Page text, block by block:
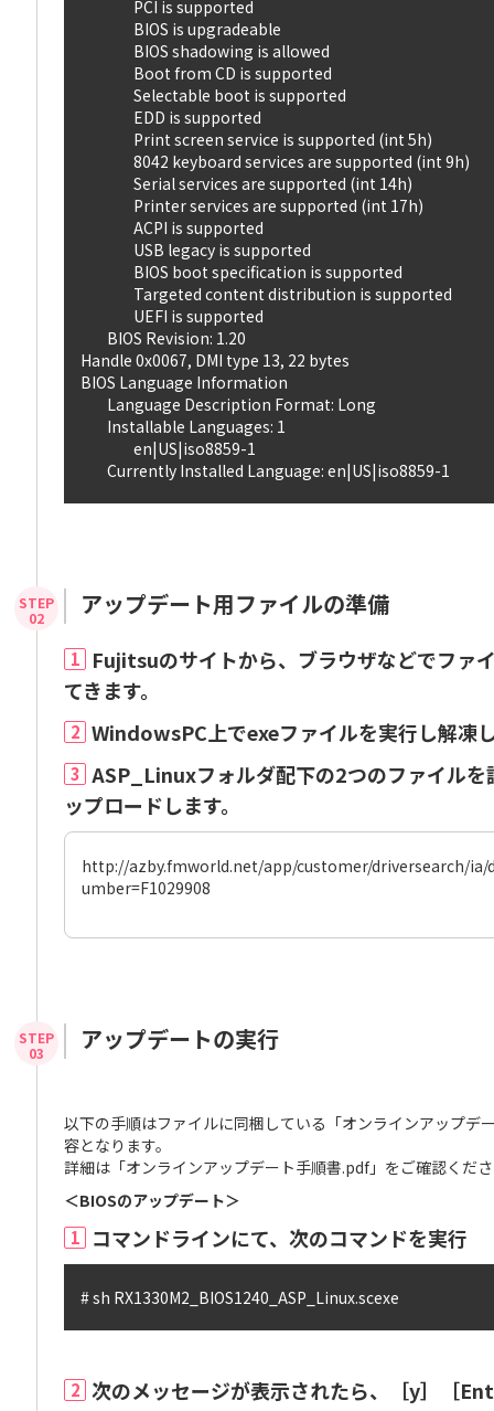
                PCI is supported
                BIOS is upgradeable
                BIOS shadowing is allowed
                Boot from CD is supported
                Selectable boot is supported
                EDD is supported
                Print screen service is supported (int 5h)
                8042 keyboard services are supported (int 9h)
                Serial services are supported (int 14h)
                Printer services are supported (int 17h)
                ACPI is supported
                USB legacy is supported
                BIOS boot specification is supported
                Targeted content distribution is supported
                UEFI is supported
        BIOS Revision: 1.20
Handle 0x0067, DMI type 13, 22 bytes
BIOS Language Information
        Language Description Format: Long
        Installable Languages: 1
                en|US|iso8859-1
        Currently Installed Language: en|US|iso8859-1
アップデート用ファイルの準備
1
Fujitsuのサイトから、ブラウザなどでファ
てきます。
2 WindowsPC上でexeファイルを実行し解凍
3 ASP_Linuxフォルダ配下の2つのファイルを
ップロードします。
http://azby.fmworld.net/app/customer/driversearch/ia/
umber=F1029908
アップデートの実行
以下の手順はファイルに同梱している「オンラインアップデ
容となります。
詳細は「オンラインアップデート手順書.pdf」をご確認くだ
＜BIOSのアップデート＞
1 コマンドラインにて、次のコマンドを実行
# sh RX1330M2_BIOS1240_ASP_Linux.scexe
2 次のメッセージが表示されたら、［y］［